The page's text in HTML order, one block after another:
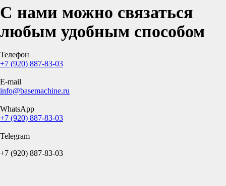
С нами можно связаться
любым удобным способом
Телефон
+7 (920) 887-83-03
E-mail
info@basemachine.ru
WhatsApp
+7 (920) 887-83-03
Telegram
+7 (920) 887-83-03